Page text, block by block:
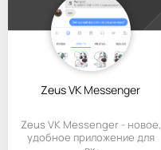
Zeus VK Messenger
Zeus VK Messenger - новое,
удобное приложение для